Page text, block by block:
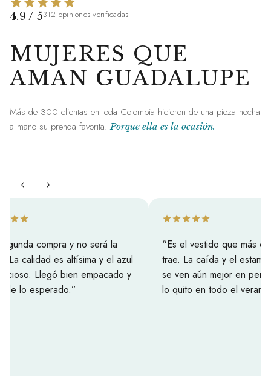
4.9 / 5312 opiniones verificadas
MUJERES QUE
AMAN GUADALUPE
Más de 300 clientas en toda Colombia hicieron de una pieza hecha
a mano su prenda favorita.Porque ella es la ocasión.
compra y no será la
La calidad es altísima y el azul
Llegó bien empacado y
de lo esperado.
Es el vestido que más
trae. La caída y el
se ven aún mejor en
lo quito en todo el verano.